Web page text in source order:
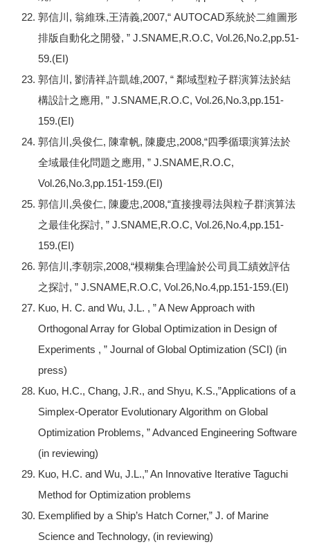
郭信川, 翁維珠,王清義,2007,“ AUTOCAD系統於二維圖形
排版自動化之開發, ” J.SNAME,R.O.C, Vol.26,No.2,pp.51-
59.(EI)
郭信川, 劉清祥,許凱雄,2007, “ 鄰域型粒子群演算法於結
構設計之應用, ” J.SNAME,R.O.C, Vol.26,No.3,pp.151-
159.(EI)
郭信川,吳俊仁, 陳韋帆, 陳慶忠,2008,“四季循環演算法於
全域最佳化問題之應用, ” J.SNAME,R.O.C,
Vol.26,No.3,pp.151-159.(EI)
郭信川,吳俊仁, 陳慶忠,2008,“直接搜尋法與粒子群演算法
之最佳化探討, ” J.SNAME,R.O.C, Vol.26,No.4,pp.151-
159.(EI)
郭信川,李朝宗,2008,“模糊集合理論於公司員工績效評估
之探討, ” J.SNAME,R.O.C, Vol.26,No.4,pp.151-159.(EI)
Kuo, H. C. and Wu, J.L. , ” A New Approach with
Orthogonal Array for Global Optimization in Design of
Experiments , ” Journal of Global Optimization (SCI) (in
press)
Kuo, H.C., Chang, J.R., and Shyu, K.S.,”Applications of a
Simplex-Operator Evolutionary Algorithm on Global
Optimization Problems, ” Advanced Engineering Software
(in reviewing)
Kuo, H.C. and Wu, J.L.,” An Innovative Iterative Taguchi
Method for Optimization problems
Exemplified by a Ship’s Hatch Corner,” J. of Marine
Science and Technology, (in reviewing)